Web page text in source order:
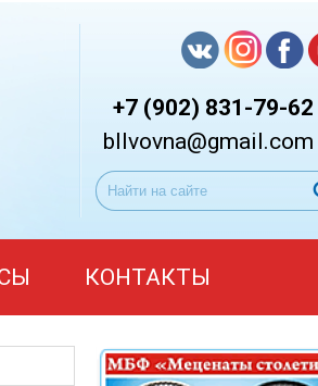
+7 (902) 831-79-62
bllvovna@gmail.com
КОНТАКТЫ